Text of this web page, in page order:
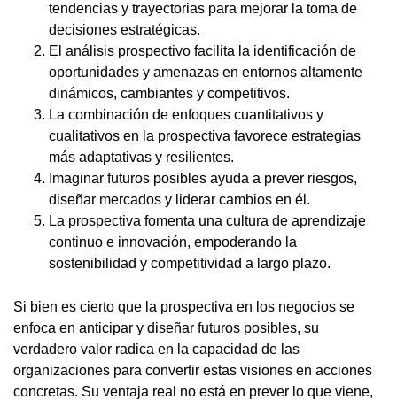
tendencias y trayectorias para mejorar la toma de
decisiones estratégicas.
El análisis prospectivo facilita la identificación de
oportunidades y amenazas en entornos altamente
dinámicos, cambiantes y competitivos.
La combinación de enfoques cuantitativos y
cualitativos en la prospectiva favorece estrategias
más adaptativas y resilientes.
Imaginar futuros posibles ayuda a prever riesgos,
diseñar mercados y liderar cambios en él.
La prospectiva fomenta una cultura de aprendizaje
continuo e innovación, empoderando la
sostenibilidad y competitividad a largo plazo.
Si bien es cierto que la prospectiva en los negocios se
enfoca en anticipar y diseñar futuros posibles, su
verdadero valor radica en la capacidad de las
organizaciones para convertir estas visiones en acciones
concretas. Su ventaja real no está en prever lo que viene,